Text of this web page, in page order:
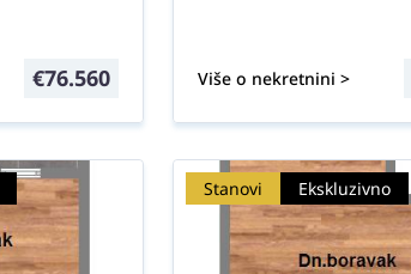
€76.560 Više o nekretnini >
Stanovi Ekskluzivno